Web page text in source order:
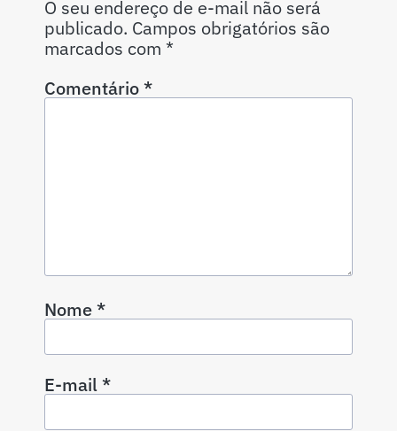
O seu endereço de e-mail não será
publicado. Campos obrigatórios são
marcados com *
Comentário*
Nome*
E-mail*